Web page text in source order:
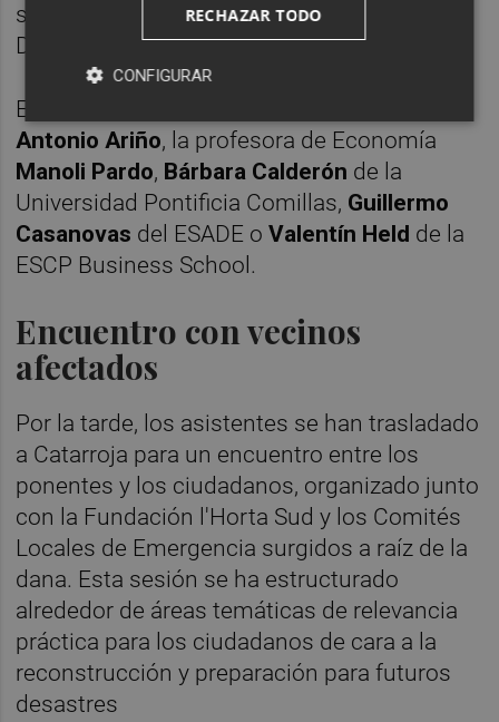
se sacan de aquella catástrofe de cara a la
Dana.
En la jornada han participado el sociólogo
Antonio Ariño, la profesora de Economía
Manoli Pardo, Bárbara Calderón de la
Universidad Pontificia Comillas, Guillermo
Casanovas del ESADE oValentín Held de la
ESCP Business School.
Encuentro con vecinos
afectados
Por la tarde, los asistentes se han trasladado
a Catarroja para un encuentro entre los
ponentes y los ciudadanos, organizado junto
con la Fundación l'Horta Sud y los Comités
Locales de Emergencia surgidos a raíz de la
dana. Esta sesión se ha estructurado
alrededor de áreas temáticas de relevancia
práctica para los ciudadanos de cara a la
reconstrucción y preparación para futuros
desastres
RECHAZAR TODO
CONFIGURAR